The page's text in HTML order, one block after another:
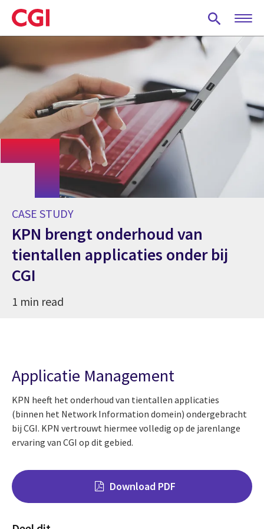
Skip
to
main
CASE STUDY
KPN brengt onderhoud van
tientallen applicaties onder bij
CGI
1 min read
Applicatie Management
KPN heeft het onderhoud van tientallen applicaties
(binnen het Network Information domein) ondergebracht
bij CGI. KPN vertrouwt hiermee volledig op de jarenlange
ervaring van CGI op dit gebied.
Download PDF